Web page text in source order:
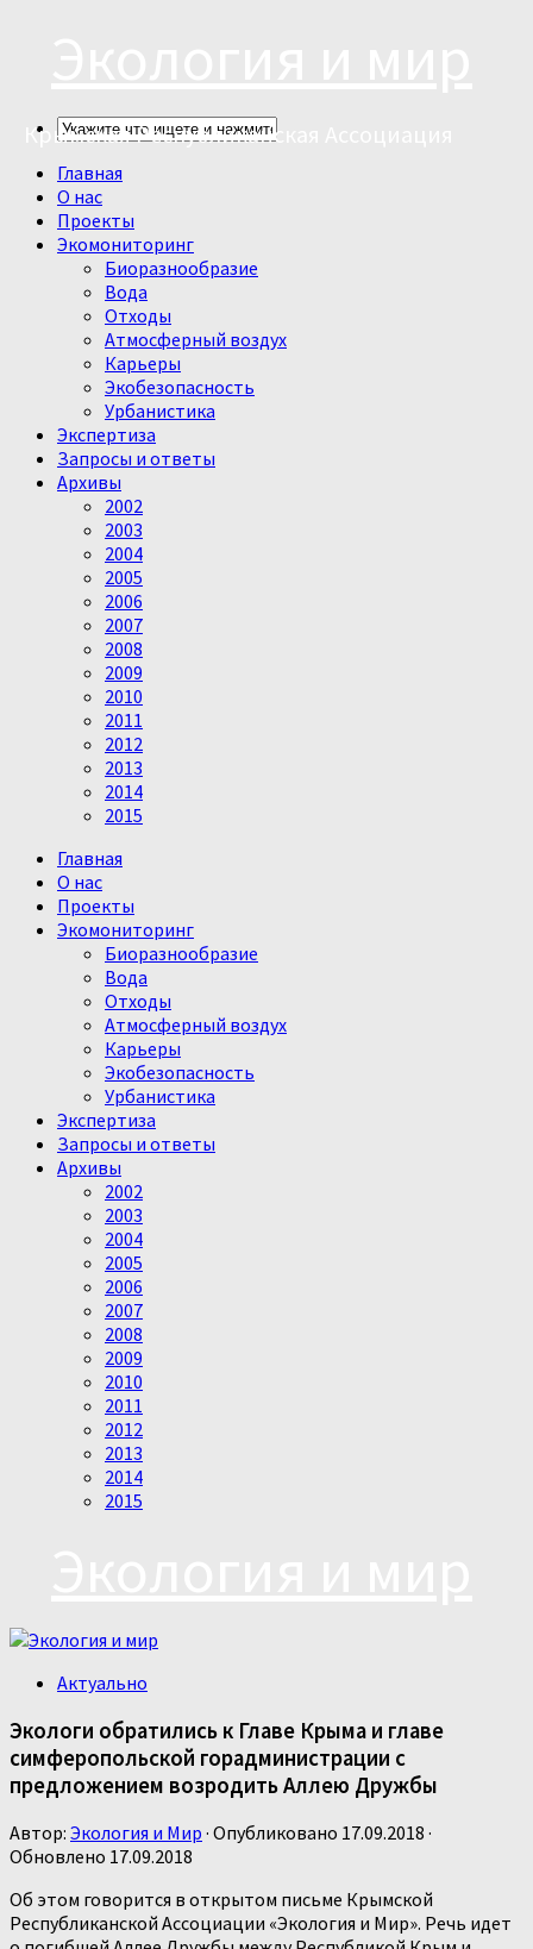
Главная
О нас
Проекты
Экомониторинг
Биоразнообразие
Вода
Отходы
Атмосферный воздух
Карьеры
Экобезопасность
Урбанистика
Экспертиза
Запросы и ответы
Архивы
2002
2003
2004
2005
2006
2007
2008
2009
2010
2011
2012
2013
2014
2015
Главная
О нас
Проекты
Экомониторинг
Биоразнообразие
Вода
Отходы
Атмосферный воздух
Карьеры
Экобезопасность
Урбанистика
Экспертиза
Запросы и ответы
Архивы
2002
2003
2004
2005
2006
2007
2008
2009
2010
2011
2012
2013
2014
2015
Крымская Республиканская Ассоциация
Актуально
Экологи обратились к Главе Крыма и главе
симферопольской горадминистрации с
предложением возродить Аллею Дружбы
Автор: Экология и Мир · Опубликовано 17.09.2018 ·
Обновлено 17.09.2018
Об этом говорится в открытом письме Крымской
Республиканской Ассоциации «Экология и Мир». Речь идет